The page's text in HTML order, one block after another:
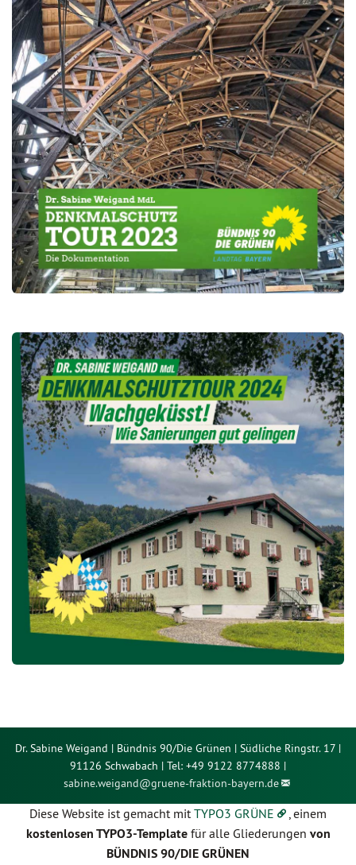
Dr. Sabine Weigand | Bündnis 90/Die Grünen | Südliche Ringstr. 17 |
91126 Schwabach | Tel: +49 9122 8774888 |
sabine.weigand@gruene-fraktion-bayern.de
Diese Website ist gemacht mitTYPO3 GRÜNE , einem
kostenlosen TYPO3-Templatefür alle Gliederungen von
BÜNDNIS 90/DIE GRÜNEN